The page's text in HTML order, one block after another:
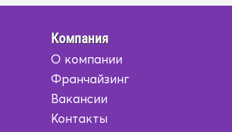
Компания
О компании
Франчайзинг
Вакансии
Контакты